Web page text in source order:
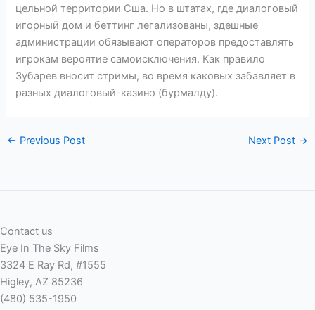
цельной территории Сша. Но в штатах, где диалоговый
игорный дом и беттинг легализованы, здешные
администрации обязывают операторов предоставлять
игрокам вероятие самоисключения. Как правило
Зубарев вносит стримы, во время каковых забавляет в
разных диалоговый-казино (бурмалду).
← Previous Post Next Post →
Contact us
Eye In The Sky Films
3324 E Ray Rd, #1555
Higley, AZ 85236
(480) 535-1950